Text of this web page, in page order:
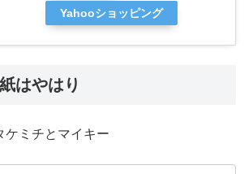
Yahooショッピング
はやはり
ケミチとマイキー